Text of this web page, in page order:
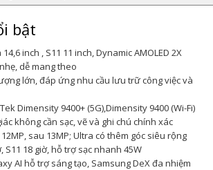
bật
inch , S11 11 inch, Dynamic AMOLED 2X
dễ mang theo
lớn, đáp ứng nhu cầu lưu trữ công việc và
Dimensity 9400+ (5G),Dimensity 9400 (Wi-Fi)
không cần sạc, vẽ và ghi chú chính xác
sau 13MP; Ultra có thêm góc siêu rộng
S11 18 giờ, hỗ trợ sạc nhanh 45W
AI hỗ trợ sáng tạo, Samsung DeX đa nhiệm